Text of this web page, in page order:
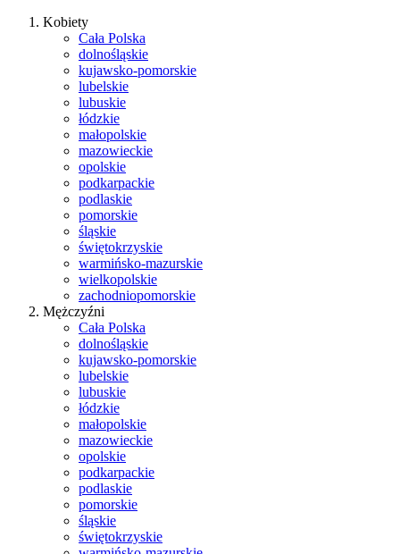
Kobiety
Cała Polska
dolnośląskie
kujawsko-pomorskie
lubelskie
lubuskie
łódzkie
małopolskie
mazowieckie
opolskie
podkarpackie
podlaskie
pomorskie
śląskie
świętokrzyskie
warmińsko-mazurskie
wielkopolskie
zachodniopomorskie
Mężczyźni
Cała Polska
dolnośląskie
kujawsko-pomorskie
lubelskie
lubuskie
łódzkie
małopolskie
mazowieckie
opolskie
podkarpackie
podlaskie
pomorskie
śląskie
świętokrzyskie